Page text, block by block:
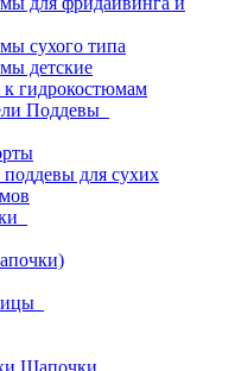
сухого типа
детские
к гидрокостюмам
Поддевы
для сухих
Шапочки